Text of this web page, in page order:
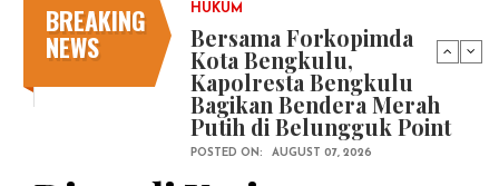
BREAKING
NEWS
HUKUM
Bersama Forkopimda
Kota Bengkulu,
Kapolresta Bengkulu
Bagikan Bendera Merah
Putih di Belungguk Point
POSTED ON: AUGUST 07, 2026